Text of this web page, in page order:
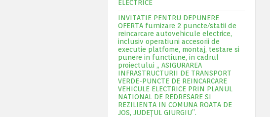
ELECTRICE
INVITATIE PENTRU DEPUNERE
OFERTA furnizare 2 puncte/statii de
reincarcare autovehicule electrice,
inclusiv operatiuni accesorii de
executie platfome, montaj, testare si
punere in functiune, in cadrul
proiectului „ ASIGURAREA
INFRASTRUCTURII DE TRANSPORT
VERDE-PUNCTE DE REINCARCARE
VEHICULE ELECTRICE PRIN PLANUL
NATIONAL DE REDRESARE SI
REZILIENTA IN COMUNA ROATA DE
JOS, JUDEŢUL GIURGIU”.